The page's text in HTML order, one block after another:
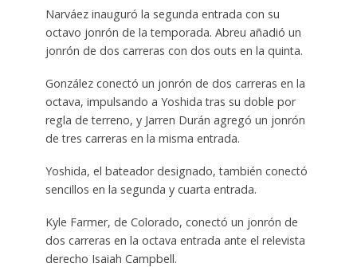
Narváez inauguró la segunda entrada con su
octavo jonrón de la temporada. Abreu añadió un
jonrón de dos carreras con dos outs en la quinta.
González conectó un jonrón de dos carreras en la
octava, impulsando a Yoshida tras su doble por
regla de terreno, y Jarren Durán agregó un jonrón
de tres carreras en la misma entrada.
Yoshida, el bateador designado, también conectó
sencillos en la segunda y cuarta entrada.
Kyle Farmer, de Colorado, conectó un jonrón de
dos carreras en la octava entrada ante el relevista
derecho Isaiah Campbell.